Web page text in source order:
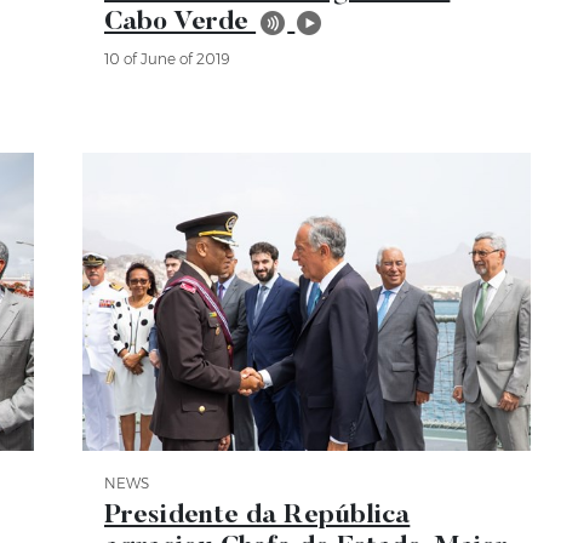
Cabo Verde
10 of June of 2019
Category News
NEWS
Presidente da República